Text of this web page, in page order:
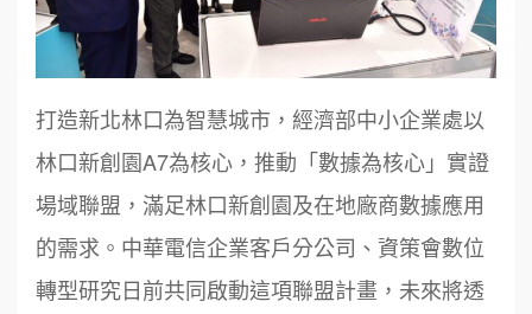
打造新北林口為智慧城市，經濟部中小企業處以
林口新創園A7為核心，推動「數據為核心」實證
場域聯盟，滿足林口新創園及在地廠商數據應用
的需求。中華電信企業客戶分公司、資策會數位
轉型研究日前共同啟動這項聯盟計畫，未來將透